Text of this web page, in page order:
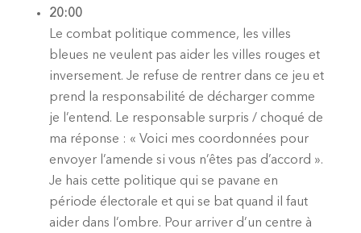
20:00
Le combat politique commence, les villes
bleues ne veulent pas aider les villes rouges et
inversement. Je refuse de rentrer dans ce jeu et
prend la responsabilité de décharger comme
je l’entend. Le responsable surpris / choqué de
ma réponse : « Voici mes coordonnées pour
envoyer l’amende si vous n’êtes pas d’accord ».
Je hais cette politique qui se pavane en
période électorale et qui se bat quand il faut
aider dans l’ombre. Pour arriver d’un centre à